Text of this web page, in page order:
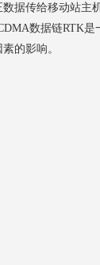
据传给移动站主
数据链RTK
的影响。